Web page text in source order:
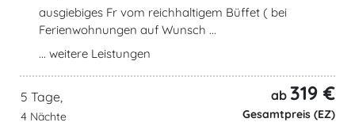
ausgiebiges Fr vom reichhaltigem Büffet ( bei
Ferienwohnungen auf Wunsch ...
... weitere Leistungen
5 Tage,
4 Nächte
ab 319 €
Gesamtpreis (EZ)